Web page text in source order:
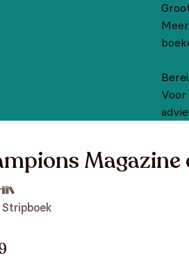
Magazine
Stripboek